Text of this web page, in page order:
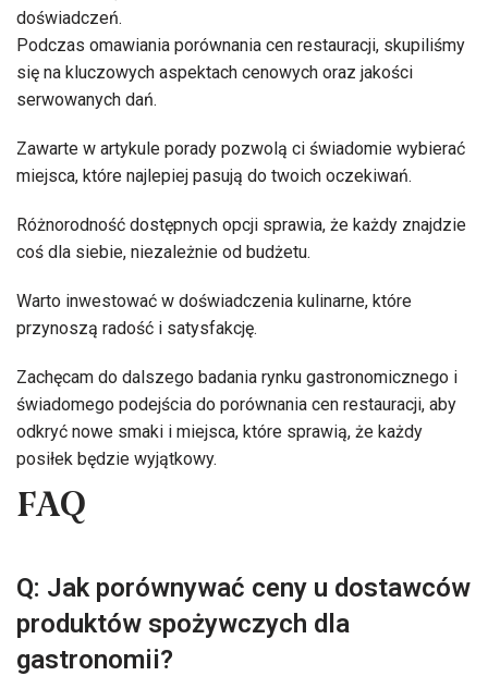
doświadczeń.
Podczas omawiania porównania cen restauracji, skupiliśmy
się na kluczowych aspektach cenowych oraz jakości
serwowanych dań.
Zawarte w artykule porady pozwolą ci świadomie wybierać
miejsca, które najlepiej pasują do twoich oczekiwań.
Różnorodność dostępnych opcji sprawia, że każdy znajdzie
coś dla siebie, niezależnie od budżetu.
Warto inwestować w doświadczenia kulinarne, które
przynoszą radość i satysfakcję.
Zachęcam do dalszego badania rynku gastronomicznego i
świadomego podejścia do porównania cen restauracji, aby
odkryć nowe smaki i miejsca, które sprawią, że każdy
posiłek będzie wyjątkowy.
FAQ
Q: Jak porównywać ceny u dostawców
produktów spożywczych dla
gastronomii?